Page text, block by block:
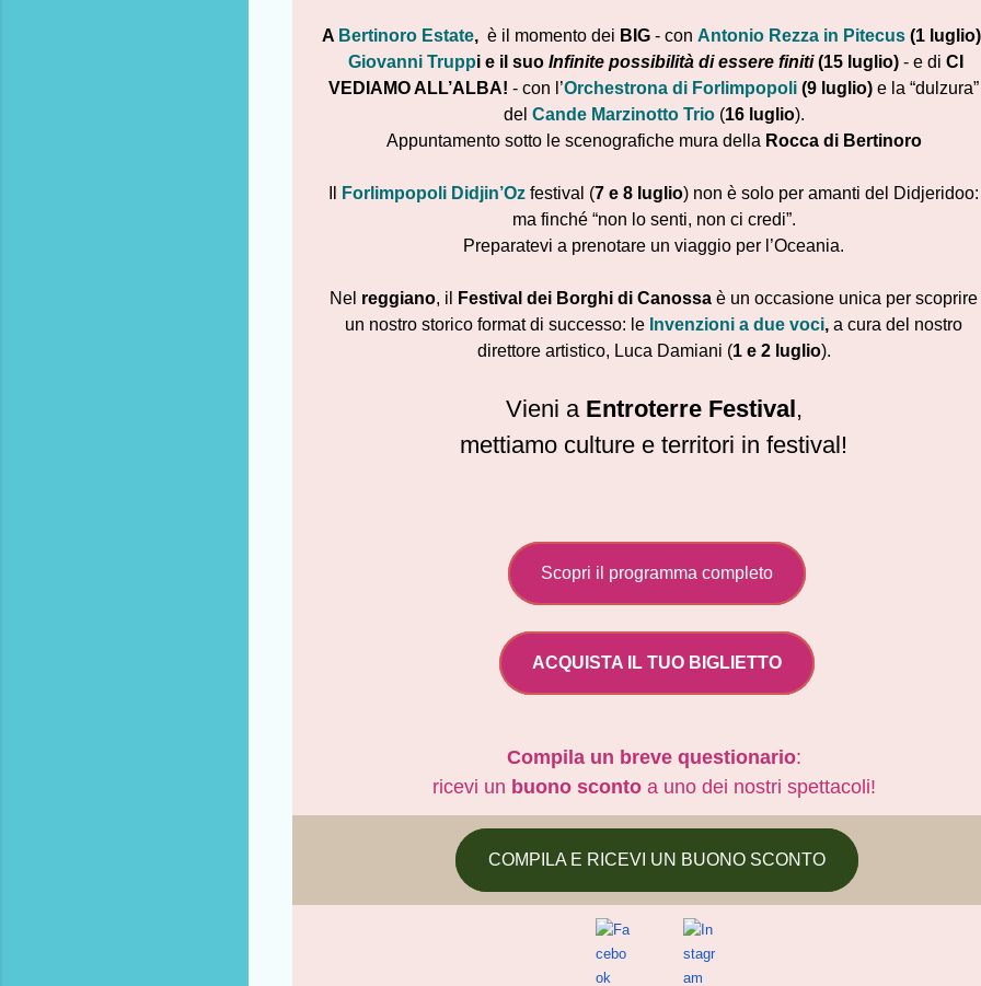
A Bertinoro Estate, è il momento dei BIG - con Antonio Rezza in Pitecus (1 luglio)
Giovanni Truppi e il suo Infinite possibilità di essere finiti(15 luglio) - e di CI
VEDIAMO ALL’ALBA! - con l’Orchestrona di Forlimpopoli (9 luglio) e la “dulzura”
del Cande Marzinotto Trio(16 luglio).
Appuntamento sotto le scenografiche mura della Rocca di Bertinoro
Forlimpopoli Didjin’Oz festival (7 e 8 luglio) non è solo per amanti del Didjeridoo:
ma finché “non lo senti, non ci credi”.
Preparatevi a prenotare un viaggio per l’Oceania.
Nel reggiano, il Festival dei Borghi di Canossa è un occasione unica per scoprire
un nostro storico format di successo: le Invenzioni a due voci, a cura del nostro
direttore artistico, Luca Damiani (1 e 2 luglio).
Vieni a Entroterre Festival,
mettiamo culture e territori in festival!
Scopri il programma completo
ACQUISTA IL TUO BIGLIETTO
Compila un breve questionario:
ricevi un buono scontoa uno dei nostri spettacoli!
COMPILA E RICEVI UN BUONO SCONTO